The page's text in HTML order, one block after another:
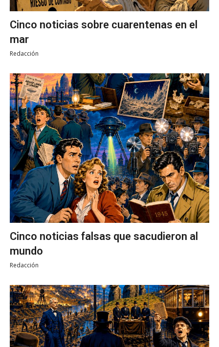
Cinco noticias sobre cuarentenas en el
mar
Redacción
Cinco noticias falsas que sacudieron al
mundo
Redacción